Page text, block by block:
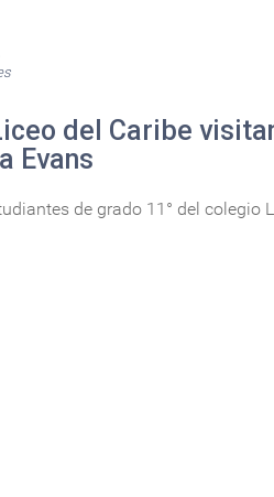
del Caribe
Evans
de grado 11° del colegio